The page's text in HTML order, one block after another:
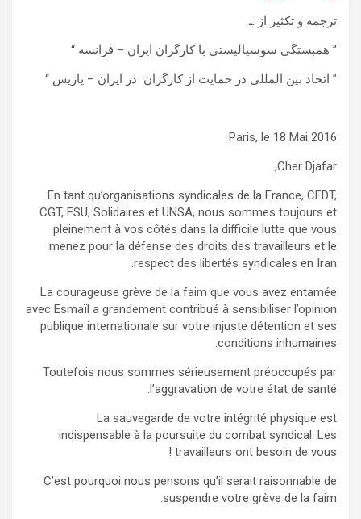
ترجمه و تکثیر از :ـ
” همبستگی سوسیالیستی با کارگران ایران – فرانسه “
” اتحاد بین المللی در حمایت از کارگران در ایران – پاریس “
Paris, le 18 Mai 2016
Cher Djafar,
En tant qu’organisations syndicales de la France, CFDT,
CGT, FSU, Solidaires et UNSA, nous sommes toujours et
pleinement à vos côtés dans la difficile lutte que vous
menez pour la défense des droits des travailleurs et le
respect des libertés syndicales en Iran.
La courageuse grève de la faim que vous avez entamée
avec Esmaïl a grandement contribué à sensibiliser l’opinion
publique internationale sur votre injuste détention et ses
conditions inhumaines.
Toutefois nous sommes sérieusement préoccupés par
l’aggravation de votre état de santé.
La sauvegarde de votre intégrité physique est
indispensable à la poursuite du combat syndical. Les
travailleurs ont besoin de vous !
C’est pourquoi nous pensons qu’il serait raisonnable de
suspendre votre grève de la faim.